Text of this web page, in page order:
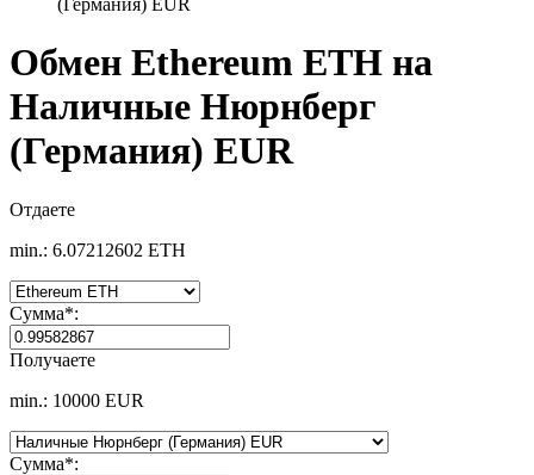
(Германия) EUR
Обмен Ethereum ETH на
Наличные Нюрнберг
(Германия) EUR
Отдаете
min.: 6.07212602 ETH
Сумма*:
Получаете
min.: 10000 EUR
Сумма*: